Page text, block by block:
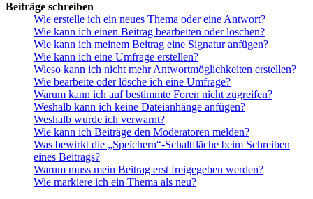
Beiträge schreiben
Wie erstelle ich ein neues Thema oder eine Antwort?
Wie kann ich einen Beitrag bearbeiten oder löschen?
Wie kann ich meinem Beitrag eine Signatur anfügen?
Wie kann ich eine Umfrage erstellen?
Wieso kann ich nicht mehr Antwortmöglichkeiten erstellen?
Wie bearbeite oder lösche ich eine Umfrage?
Warum kann ich auf bestimmte Foren nicht zugreifen?
Weshalb kann ich keine Dateianhänge anfügen?
Weshalb wurde ich verwarnt?
Wie kann ich Beiträge den Moderatoren melden?
Was bewirkt die „Speichern“-Schaltfläche beim Schreiben
eines Beitrags?
Warum muss mein Beitrag erst freigegeben werden?
Wie markiere ich ein Thema als neu?